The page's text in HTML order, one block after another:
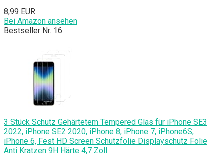
8,99 EUR
Bei Amazon ansehen
Bestseller Nr. 16
3 Stück Schutz Gehärtetem Tempered Glas für iPhone SE3
2022, iPhone SE2 2020, iPhone 8, iPhone 7, iPhone6S,
iPhone 6, Fest HD Screen Schutzfolie Displayschutz Folie
Anti Kratzen 9H Härte 4,7 Zoll